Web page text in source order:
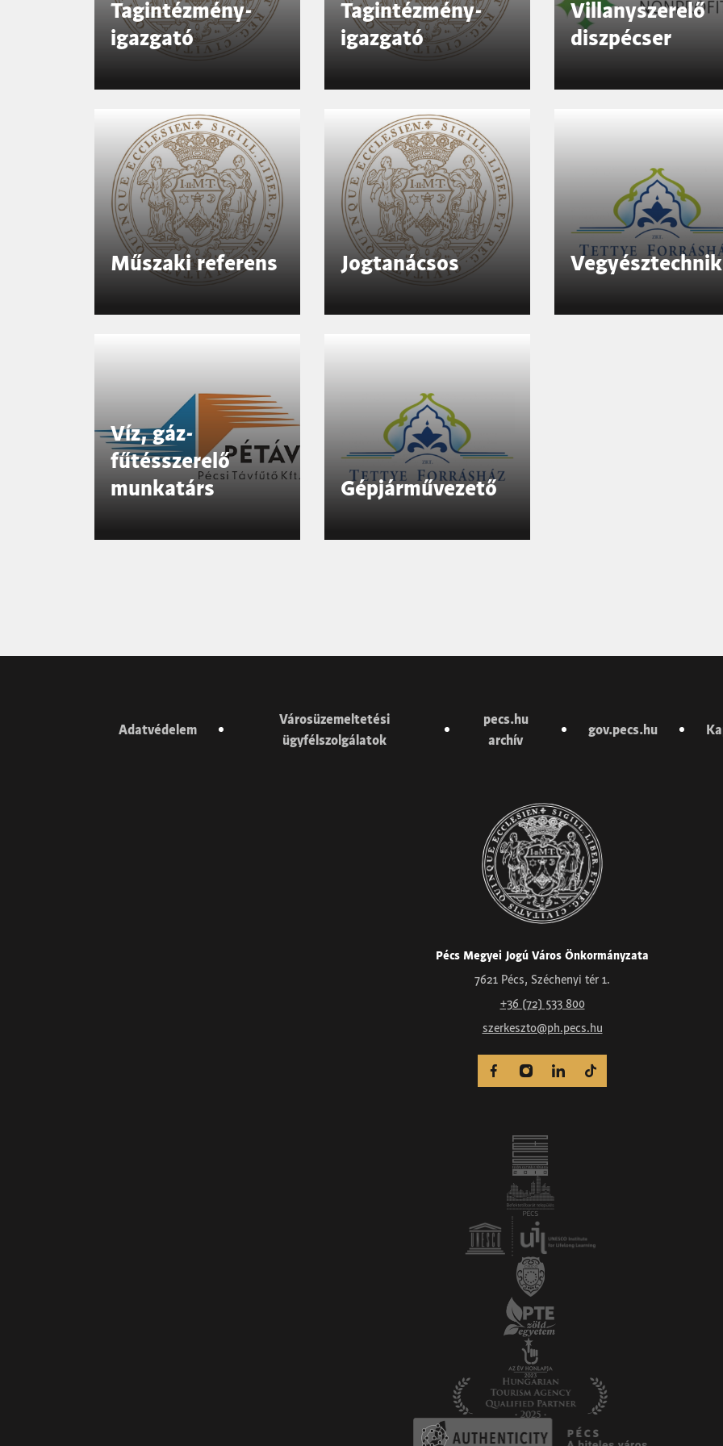
Tagintézmény-
igazgató
Tagintézmény-
igazgató
Villanyszerelő
diszpécser
Műszaki referens Jogtanácsos
Víz, gáz-
fűtésszerelő
munkatárs
Gépjárművezető
Adatvédelem
Városüzemeltetési
ügyfélszolgálatok
pecs.hu
archív
gov.pecs.hu
Pécs Megyei Jogú Város Önkormányzata
7621 Pécs, Széchenyi tér 1.
+36 (72) 533 800
szerkeszto@ph.pecs.hu